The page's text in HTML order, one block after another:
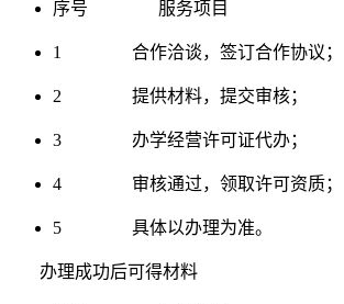
序号 服务项目
1 合作洽谈，签订合作协议；
2 提供材料，提交审核；
3 办学经营许可证代办；
4 审核通过，领取许可资质；
5 具体以办理为准。
办理成功后可得材料